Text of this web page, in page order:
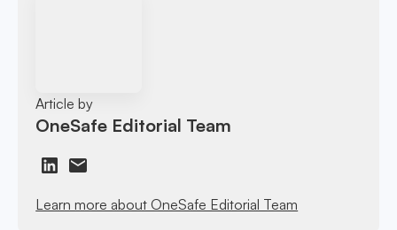
Article by
OneSafe Editorial Team
Learn more about OneSafe Editorial Team